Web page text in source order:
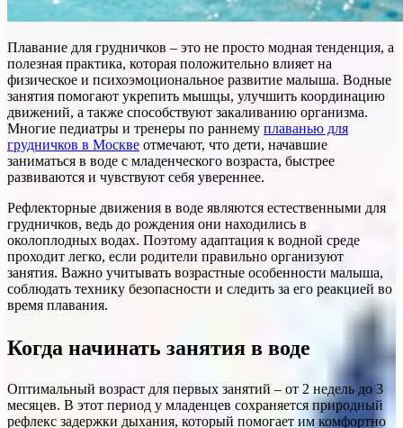
Плавание для грудничков – это не просто модная тенденция, а
полезная практика, которая положительно влияет на
физическое и психоэмоциональное развитие малыша. Водные
занятия помогают укрепить мышцы, улучшить координацию
движений, а также способствуют закаливанию организма.
Многие педиатры и тренеры по раннему плаванью для
грудничков в Москве отмечают, что дети, начавшие
заниматься в воде с младенческого возраста, быстрее
развиваются и чувствуют себя увереннее.
Рефлекторные движения в воде являются естественными для
грудничков, ведь до рождения они находились в
околоплодных водах. Поэтому адаптация к водной среде
проходит легко, если родители правильно организуют
занятия. Важно учитывать возрастные особенности малыша,
соблюдать технику безопасности и следить за его реакцией во
время плавания.
Когда начинать занятия в воде
Оптимальный возраст для первых занятий – от 2 недель до 3
месяцев. В этот период у младенцев сохраняется природный
рефлекс задержки дыхания, который помогает им комфортно